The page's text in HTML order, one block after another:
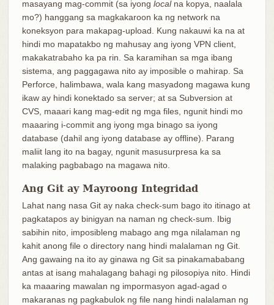
masayang mag-commit (sa iyong localna kopya, naalala
mo?) hanggang sa magkakaroon ka ng network na
koneksyon para makapag-upload. Kung nakauwi ka na at
hindi mo mapatakbo ng mahusay ang iyong VPN client,
makakatrabaho ka pa rin. Sa karamihan sa mga ibang
sistema, ang paggagawa nito ay imposible o mahirap. Sa
Perforce, halimbawa, wala kang masyadong magawa kung
ikaw ay hindi konektado sa server; at sa Subversion at
CVS, maaari kang mag-edit ng mga files, ngunit hindi mo
maaaring i-commit ang iyong mga binago sa iyong
database (dahil ang iyong database ay offline). Parang
maliit lang ito na bagay, ngunit masusurpresa ka sa
malaking pagbabago na magawa nito.
Ang Git ay Mayroong Integridad
Lahat nang nasa Git ay naka check-sum bago ito itinago at
pagkatapos ay binigyan na naman ng check-sum. Ibig
sabihin nito, imposibleng mabago ang mga nilalaman ng
kahit anong file o directory nang hindi malalaman ng Git.
Ang gawaing na ito ay ginawa ng Git sa pinakamababang
antas at isang mahalagang bahagi ng pilosopiya nito. Hindi
ka maaaring mawalan ng impormasyon agad-agad o
makaranas ng pagkabulok ng file nang hindi nalalaman ng